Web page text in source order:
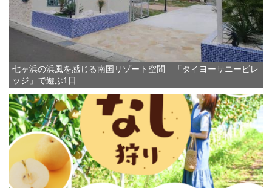
七ヶ浜の浜風を感じる南国リゾート空間 「タイヨーサニービレ
ッジ」で遊ぶ1日